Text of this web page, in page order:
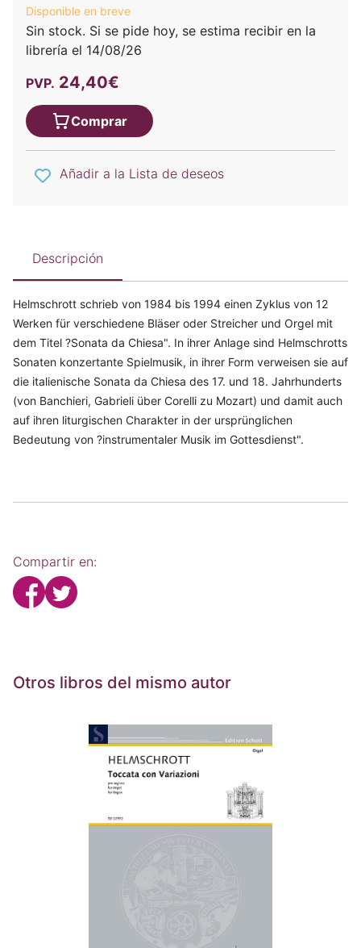
Disponible en breve
Sin stock. Si se pide hoy, se estima recibir en la
librería el 14/08/26
PVP. 24,40€
Comprar
Añadir a la Lista de deseos
Descripción
Helmschrott schrieb von 1984 bis 1994 einen Zyklus von 12
Werken für verschiedene Bläser oder Streicher und Orgel mit
dem Titel ?Sonata da Chiesa". In ihrer Anlage sind Helmschrotts
Sonaten konzertante Spielmusik, in ihrer Form verweisen sie auf
die italienische Sonata da Chiesa des 17. und 18. Jahrhunderts
(von Banchieri, Gabrieli über Corelli zu Mozart) und damit auch
auf ihren liturgischen Charakter in der ursprünglichen
Bedeutung von ?instrumentaler Musik im Gottesdienst".
Compartir en:
Otros libros del mismo autor